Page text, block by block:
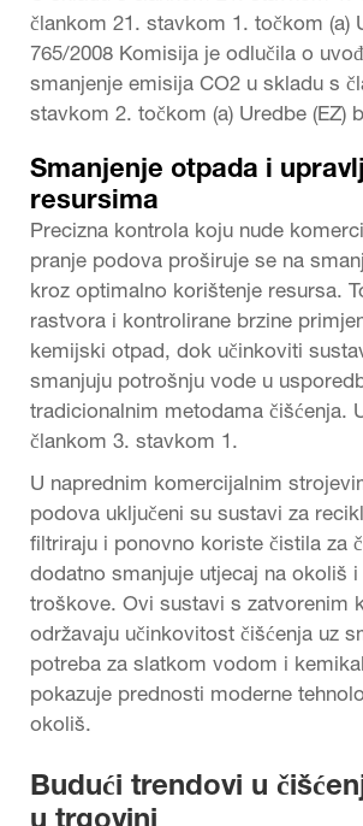
člankom 21. stavkom 1. točkom (a)
765/2008 Komisija je odlučila o
smanjenje emisija CO2 u skladu s
stavkom 2. točkom (a) Uredbe (EZ)
Smanjenje otpada i
resursima
Precizna kontrola koju nude
pranje podova proširuje se na
kroz optimalno korištenje resursa.
rastvora i kontrolirane brzine
kemijski otpad, dok učinkoviti
smanjuju potrošnju vode u
tradicionalnim metodama čišćenja.
člankom 3. stavkom 1.
U naprednim komercijalnim
podova uključeni su sustavi za
filtriraju i ponovno koriste čistila za
dodatno smanjuje utjecaj na okoliš
troškove. Ovi sustavi s zatvorenim
održavaju učinkovitost čišćenja uz
potreba za slatkom vodom i
pokazuje prednosti moderne
okoliš.
Budući trendovi u